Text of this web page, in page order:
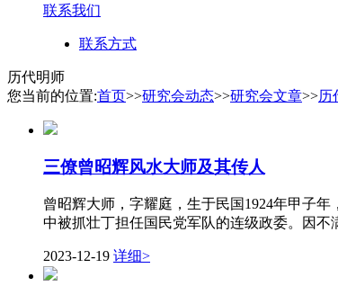
联系我们
联系方式
历代明师
您当前的位置:首页>>研究会动态>>研究会文章>>历
三僚曾昭辉风水大师及其传人
曾昭辉大师，字耀庭，生于民国1924年甲子
中被抓壮丁担任国民党军队的连级政委。因
2023-12-19 详细>